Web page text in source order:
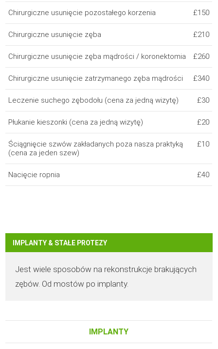
Chirurgiczne usunięcie pozostałego korzenia £150
Chirurgiczne usunięcie zęba £210
Chirurgiczne usunięcie zęba mądrości / koronektomia £260
Chirurgiczne usunięcie zatrzymanego zęba mądrości £340
Leczenie suchego zębodołu (cena za jedną wizytę) £30
Płukanie kieszonki (cena za jedną wizytę) £20
Ściągnięcie szwów zakładanych poza nasza praktyką
(cena za jeden szew)
£10
Nacięcie ropnia £40
IMPLANTY & STAŁE PROTEZY
Jest wiele sposobów na rekonstrukcje brakujących
zębów. Od mostów po implanty.
IMPLANTY